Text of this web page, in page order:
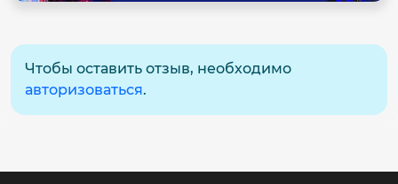
Чтобы оставить отзыв, необходимо
авторизоваться.